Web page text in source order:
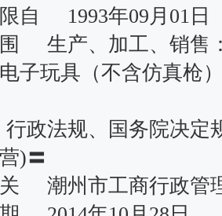
限自 1993年09月01
生产、加工、销售
子玩具（不含仿真枪
行政法规、国务院决定
)〓
关 潮州市工商行政